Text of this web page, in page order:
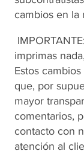
cambios en la
imprimas
Estos
que, por
mayor
comentarios,
contacto con
atención al